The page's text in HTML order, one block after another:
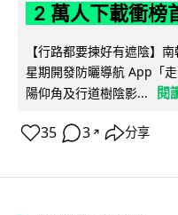
2 萬人下載衝榜
【行路都要揀好有遮陰】
星期開發防曬導航 App「
陽仰角及行道樹陰影...
閱
35 3 ↗ 分享